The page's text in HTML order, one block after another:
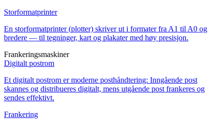
Storformatprinter
En storformatprinter (plotter) skriver ut i formater fra A1 til A0 og
bredere — til tegninger, kart og plakater med høy presisjon.
Frankeringsmaskiner
Digitalt postrom
Et digitalt postrom er moderne posthåndtering: Inngående post
skannes og distribueres digitalt, mens utgående post frankeres og
sendes effektivt.
Frankering